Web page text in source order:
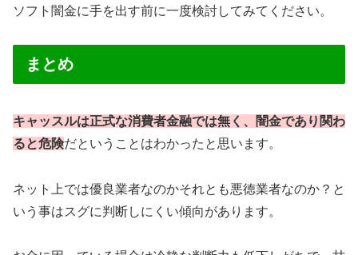
ソフト闇金に手を出す前に一度検討してみてください。
まとめ
キャッスルは正式な消費者金融では無く、闇金であり関わ
ると危険だということはわかったと思います。
ネット上では優良業者なのかそれとも悪徳業者なのか？と
いう事はスグに判断しにくい傾向があります。